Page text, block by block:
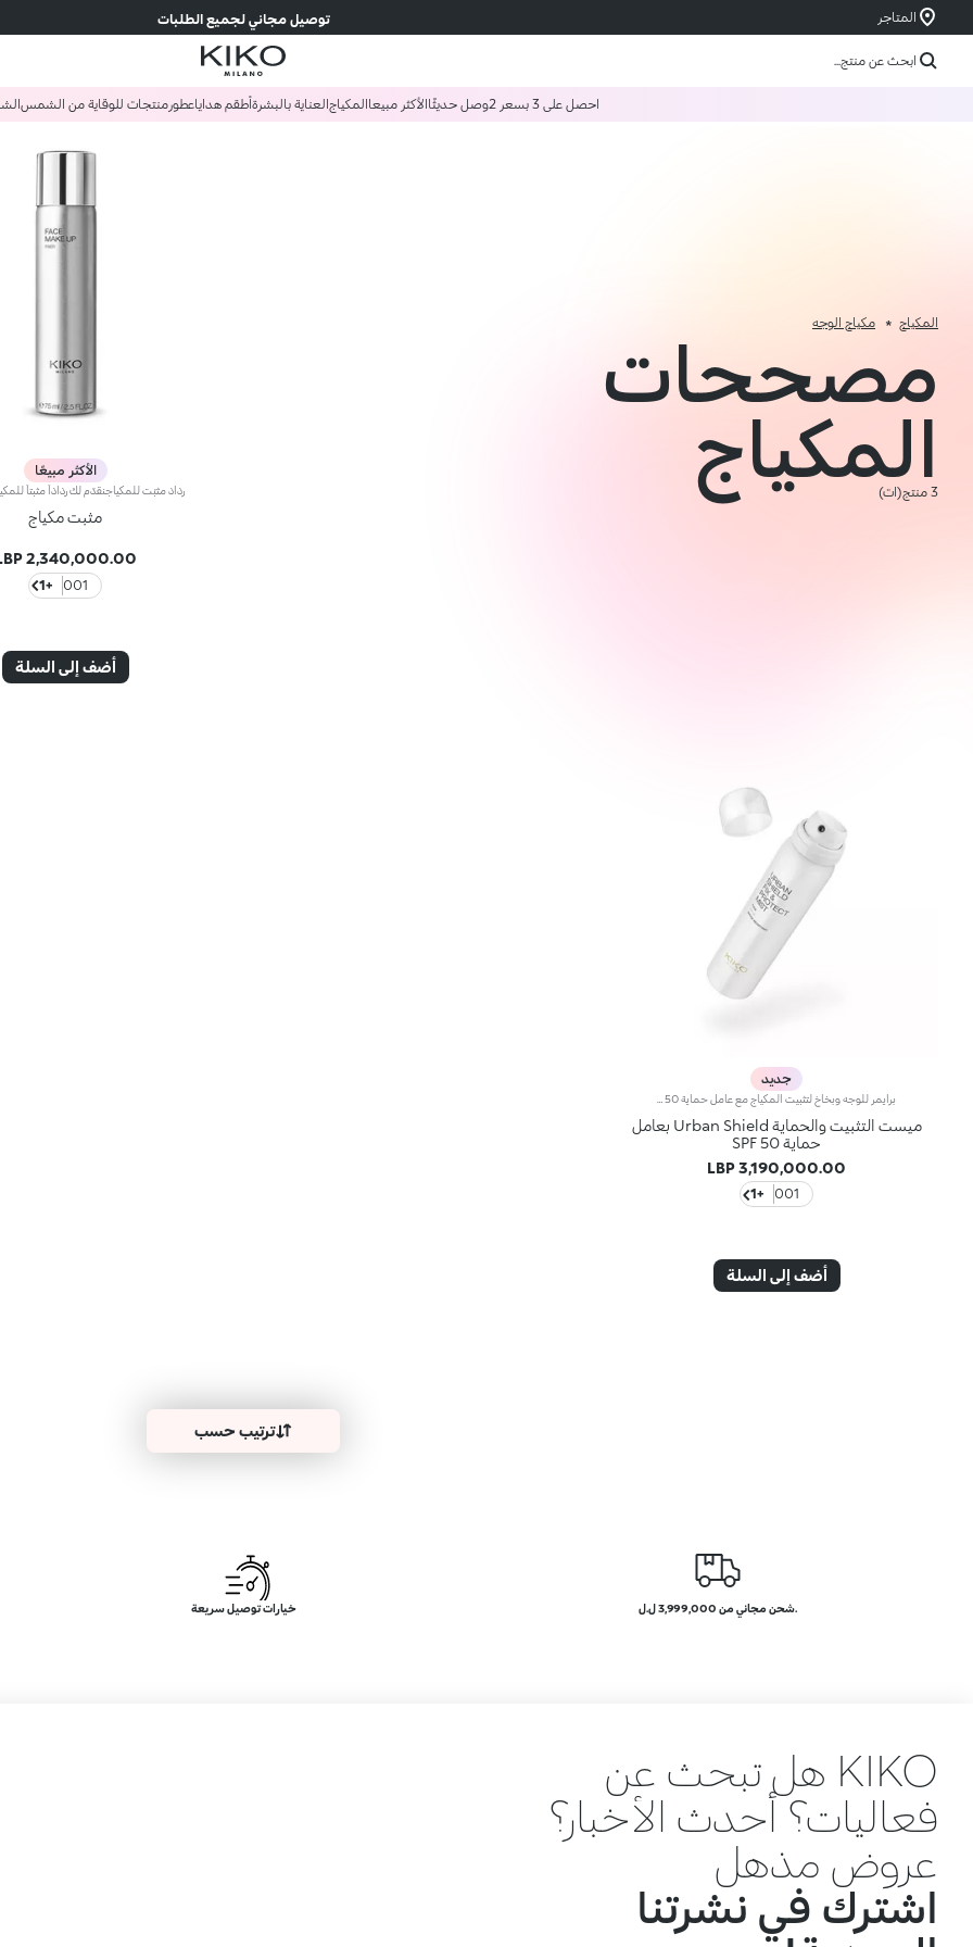
توصيل مجاني لجميع الطلبات المتاجر
ابحث عن منتج...
احصل على 3 بسعر 2 وصل حديثًاالأكثر مبيعاالمكياجالعناية بالبشرةأطقم هداياعطورمنتجات للوقاية من الشمس
المكياج مكياج الوجه
مصححات
المكياج3 منتج(ات)
الأكثر مبيعًا
مثبت مكياج
2,340,000.00 LBP
001
+1
أضف إلى السلة
جديد
ميست التثبيت والحماية Urban Shield بعامل
حماية SPF 50
3,190,000.00 LBP
001
+1
أضف إلى السلة
ترتيب حسب
.شحن مجاني من 3,999,000 ل.ل خيارات توصيل سريعة
KIKO هل تبحث عن
فعاليات؟ أحدث الأخبار؟
عروض مذهلة؟
اشترك في نشرتنا